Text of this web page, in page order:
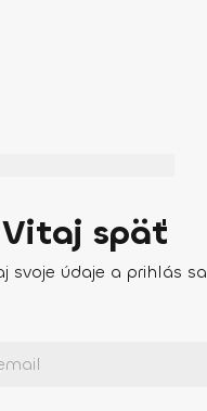
Vitaj späť
svoje údaje a prihlás sa